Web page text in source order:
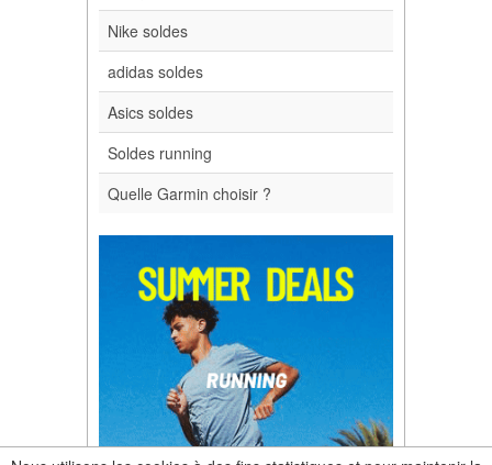
Nike soldes
adidas soldes
Asics soldes
Soldes running
Quelle Garmin choisir ?